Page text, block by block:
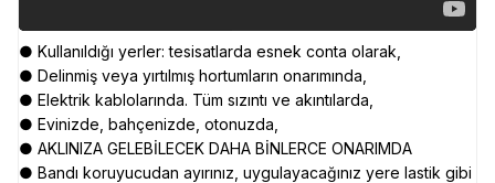
● Kullanıldığı yerler: tesisatlarda esnek conta olarak,
● Delinmiş veya yırtılmış hortumların onarımında,
● Elektrik kablolarında. Tüm sızıntı ve akıntılarda,
● Evinizde, bahçenizde, otonuzda,
● AKLINIZA GELEBİLECEK DAHA BİNLERCE ONARIMDA
● Bandı koruyucudan ayırınız, uygulayacağınız yere lastik gibi